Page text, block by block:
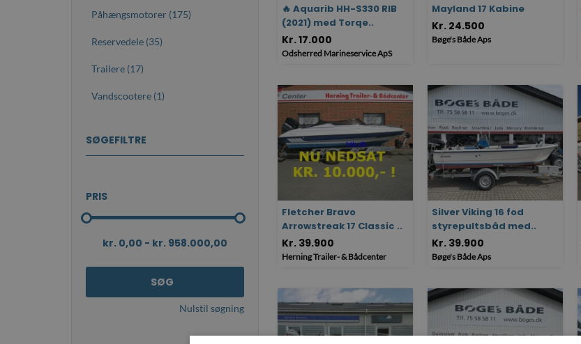
Påhængsmotorer (175)
Reservedele (35)
Trailere (17)
Vandscootere (1)
SØGEFILTRE
PRIS
SØG
Nulstil søgning
🔥 Aquarib HH-S330 RIB
(2021) med Torqe..
Kr. 17.000
Odsherred Marineservice ApS
Mayland 17 Kabine
Kr. 24.500
Bøge's Både Aps
Fletcher Bravo
Arrowstreak 17 Classic ..
Kr. 39.900
Herning Trailer- & Bådcenter
Silver Viking 16 fod
styrepultsbåd med..
Kr. 39.900
Bøge's Både Aps